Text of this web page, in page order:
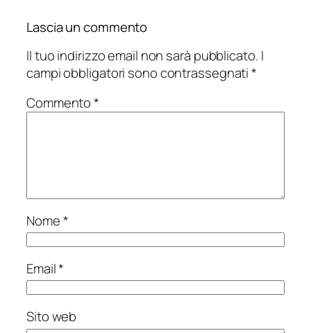
Lascia un commento
Il tuo indirizzo email non sarà pubblicato. I
campi obbligatori sono contrassegnati*
Commento*
Nome*
Email*
Sito web